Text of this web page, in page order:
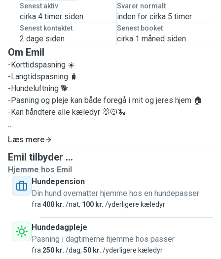
Senest aktiv
cirka 4 timer siden
Svarer normalt
inden for cirka 5 timer
Senest kontaktet
2 dage siden
Senest booket
cirka 1 måned siden
Om Emil
-Korttidspasning ☀️
-Langtidspasning 🧳
-Hundeluftning 🐕
-Pasning og pleje kan både foregå i mit og jeres hjem 🏠
-Kan håndtere alle kæledyr 🐰🐱🐍
Hej, jeg hedder Emil og er 27 år 😊
Jeg har en bachelor i international handel og markedsføring,
men arbejder i øjeblikket som iværksætter hjemmefra.
Jeg elsker dyr og naturen, herunder vandreture, løb og især
køreture ud til naturskønne områder. 🌿
Derudover nyder jeg at tilbringe tid med mine venner, spille
brætspil, skak, lave musik og se en god film.
Læs mere
Emil tilbyder ...
Hjemme hos Emil
Hundepension
Din hund overnatter hjemme hos en hundepasser
fra 400 kr. /nat, 100 kr. /yderligere kæledyr
Hundedagpleje
Pasning i dagtimerne hjemme hos passer
fra 250 kr. /dag, 50 kr. /yderligere kæledyr